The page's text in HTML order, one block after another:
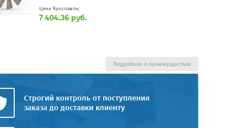
Цена Ярославль:
7 404.36 руб.
Строгий контроль от поступления
заказа до доставки клиенту
Подробнее о преимуществах